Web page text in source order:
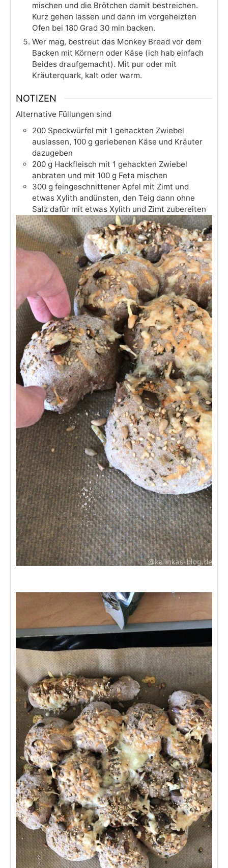
mischen und die Brötchen damit bestreichen.
Kurz gehen lassen und dann im vorgeheizten
Ofen bei 180 Grad 30 min backen.
Wer mag, bestreut das Monkey Bread vor dem
Backen mit Körnern oder Käse (ich hab einfach
Beides draufgemacht). Mit pur oder mit
Kräuterquark, kalt oder warm.
NOTIZEN
Alternative Füllungen sind
200 Speckwürfel mit 1 gehackten Zwiebel
auslassen, 100 g geriebenen Käse und Kräuter
dazugeben
200 g Hackfleisch mit 1 gehackten Zwiebel
anbraten und mit 100 g Feta mischen
300 g feingeschnittener Apfel mit Zimt und
etwas Xylith andünsten, den Teig dann ohne
Salz dafür mit etwas Xylith und Zimt zubereiten